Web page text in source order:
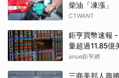
柴油「凍漲」
CTWANT
鉅亨買幣速報
量超過11.85
anue鉅亨網
三商美邦人壽